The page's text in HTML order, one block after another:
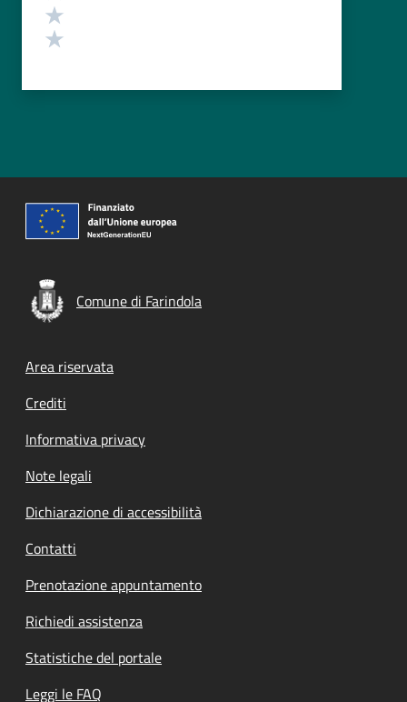
Comune di Farindola
Footer menu
Area riservata
Crediti
Informativa privacy
Note legali
Dichiarazione di accessibilità
Contatti
Prenotazione appuntamento
Richiedi assistenza
Statistiche del portale
Leggi le FAQ